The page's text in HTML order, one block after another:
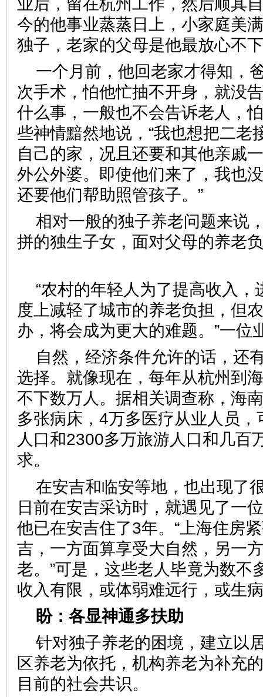
今的他事业蒸蒸日上，小家庭美
独子，老家的父母是他最放心
一个月前，他回老家才得知，
次手术，怕他忙抽不开身，就没
什么事，一般也不会告诉老人，
些神情黯然地说，“我也想把二老
自己的家，况且还要和其他亲戚
外公外婆。即使他们来了，我也
还要他们帮助照管孩子。”
相对一般的独子养老问题来说
拼的独生子女，面对父母的养
“农村的年轻人为了提高收入
度上减轻了城市的养老负担，但
办，将会成为更大的难题。”
自然，经济条件允许的话，还
选择。就像现在，每年从杭州到
不下数万人。据相关调查称，海
多张病床，4万多医疗从业人员
人口和2300多万旅游人口和几百
求。
在安吉和临安等地，也出现了
日前在安吉采访时，就遇见了一
他已在安吉住了3年。“上海住房
吉，一方面算享受大自然，另一
老。”可是，这些老人毕竟为数不
收入有限，或体弱难远行，或
盼：各显神通多扶助
针对独子养老的困境，建立以
区养老为依托，机构养老为补充
目前的社会共识。